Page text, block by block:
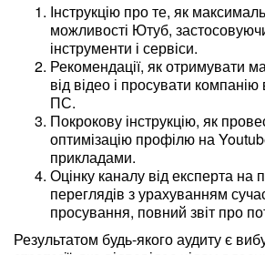
Інструкцію про те, як
можливості Ютуб,
інструменти і сервіси.
Рекомендації, як отримувати
від відео і просувати
ПС.
Покрокову інструкцію, як
оптимізацію профілю на
прикладами.
Оцінку каналу від експерта на
переглядів з урахуванням
просування, повний звіт про
Результатом будь-якого аудиту є